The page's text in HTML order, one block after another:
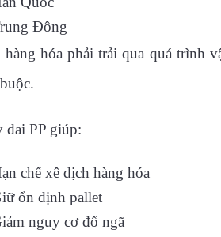
Đông
hóa phải trải qua quá trình
đai PP giúp:
chế xê dịch hàng hóa
ổn định pallet
nguy cơ đổ ngã